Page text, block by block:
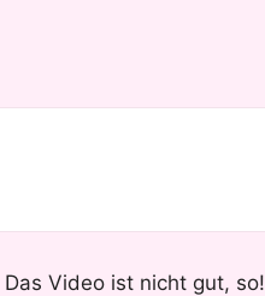
Video ist nicht gut, so!